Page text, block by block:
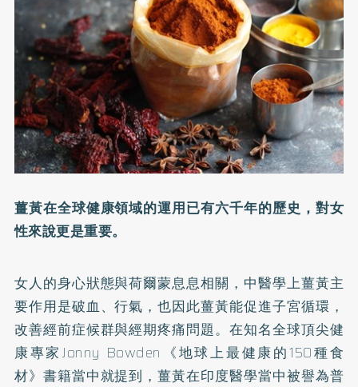
薑黃在全球健康領域的運用已有六千年的歷史，對女
性來說更是重要。
女人的身心狀態與荷爾蒙息息相關，中醫學上薑黃主
要作用是破血、行氣，也因此薑黃能促進子宮循環，
改善經前症候群與經期疼痛問題。在知名全球頂尖健
康專家Jonny Bowden《地球上最健康的150種食
材》書籍當中就提到，薑黃在印度醫學當中被譽為普